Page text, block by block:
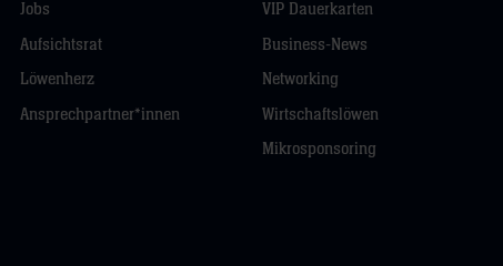
Jobs
Aufsichtsrat
Löwenherz
Ansprechpartner*innen
VIP Dauerkarten
Business-News
Networking
Wirtschaftslöwen
Mikrosponsoring